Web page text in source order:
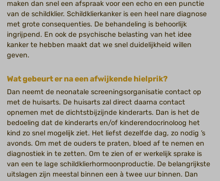
maken dan snel een afspraak voor een echo en een punctie
van de schildklier. Schildklierkanker is een heel nare diagnose
met grote consequenties. De behandeling is behoorlijk
ingrijpend. En ook de psychische belasting van het idee
kanker te hebben maakt dat we snel duidelijkheid willen
geven.
Wat gebeurt er na een afwijkende hielprik?
Dan neemt de neonatale screeningsorganisatie contact op
met de huisarts. De huisarts zal direct daarna contact
opnemen met de dichtstbijzijnde kinderarts. Dan is het de
bedoeling dat de kinderarts en/of kinderendocrinoloog het
kind zo snel mogelijk ziet. Het liefst dezelfde dag, zo nodig ’s
avonds. Om met de ouders te praten, bloed af te nemen en
diagnostiek in te zetten. Om te zien of er werkelijk sprake is
van een te lage schildklierhormoonproductie. De belangrijkste
uitslagen zijn meestal binnen een à twee uur binnen. Dan